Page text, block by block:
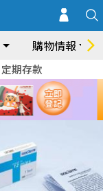
購物情報
定期存款